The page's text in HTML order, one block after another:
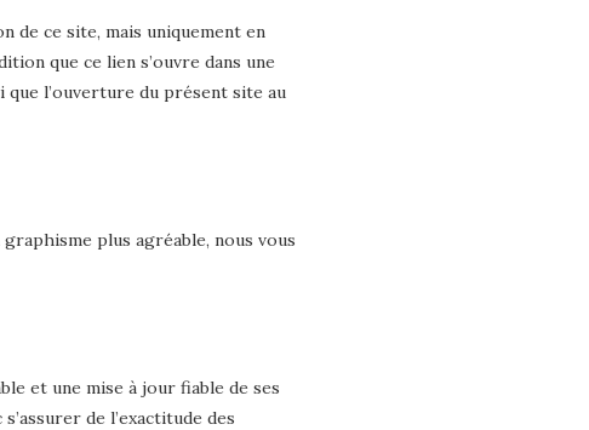
ce site, mais uniquement en
que ce lien s’ouvre dans une
l’ouverture du présent site au
plus agréable, nous vous
et une mise à jour fiable de ses
de l’exactitude des